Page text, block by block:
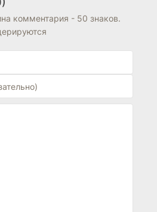
8.0 8.4
комментария - 50 знаков.